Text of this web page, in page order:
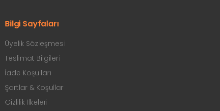
Bilgi Sayfaları
Üyelik Sözleşmesi
Teslimat Bilgileri
İade Koşulları
Şartlar & Koşullar
Gizlilik İlkeleri